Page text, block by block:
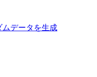
ムデータを生成